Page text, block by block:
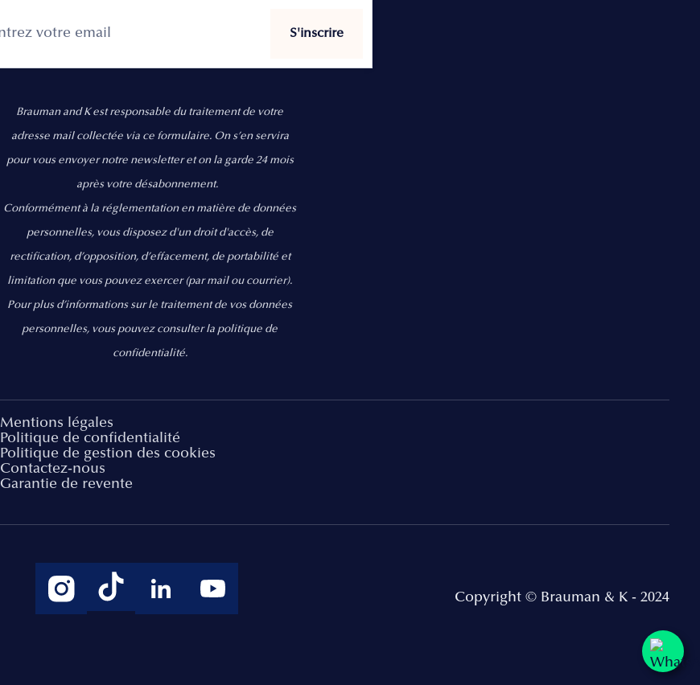
Brauman and K est responsable du traitement de votre
adresse mail collectée via ce formulaire. On s’en servira
pour vous envoyer notre newsletter et on la garde 24 mois
après votre désabonnement.
Conformément à la réglementation en matière de données
personnelles, vous disposez d'un droit d'accès, de
rectification, d’opposition, d’effacement, de portabilité et
limitation que vous pouvez exercer(par mail ou courrier).
Pour plus d’informations sur le traitement de vos données
personnelles, vous pouvez consulter la politique de
confidentialité.
Mentions légales
Politique de confidentialité
Politique de gestion des cookies
Contactez-nous
Garantie de revente
Copyright © Brauman & K - 2024